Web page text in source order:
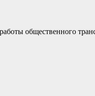
общественного